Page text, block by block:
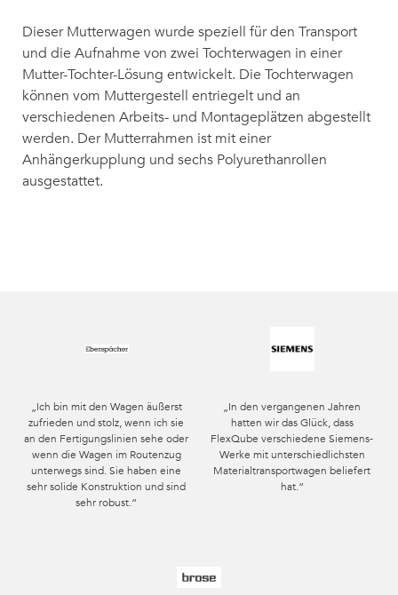
Dieser Mutterwagen wurde speziell für den Transport
und die Aufnahme von zwei Tochterwagen in einer
Mutter-Tochter-Lösung entwickelt. Die Tochterwagen
können vom Muttergestell entriegelt und an
verschiedenen Arbeits- und Montageplätzen abgestellt
werden. Der Mutterrahmen ist mit einer
Anhängerkupplung und sechs Polyurethanrollen
ausgestattet.
„Ich bin mit den Wagen äußerst
zufrieden und stolz, wenn ich sie
an den Fertigungslinien sehe oder
wenn die Wagen im Routenzug
unterwegs sind. Sie haben eine
sehr solide Konstruktion und sind
sehr robust.“
„In den vergangenen Jahren
hatten wir das Glück, dass
FlexQube verschiedene Siemens-
Werke mit unterschiedlichsten
Materialtransportwagen beliefert
hat.“